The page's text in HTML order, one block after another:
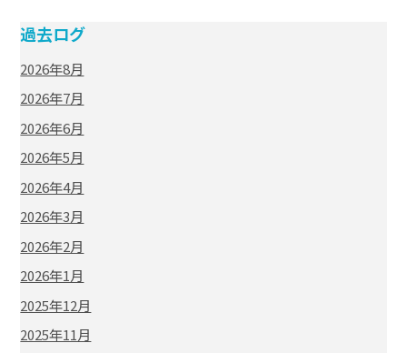
過去ログ
2026年8月
2026年7月
2026年6月
2026年5月
2026年4月
2026年3月
2026年2月
2026年1月
2025年12月
2025年11月